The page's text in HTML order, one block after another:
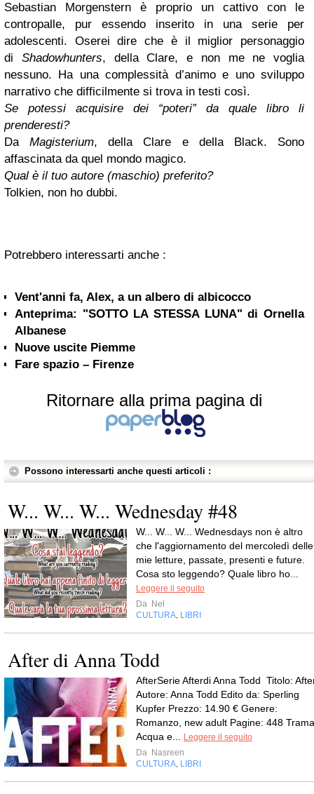
Sebastian Morgenstern è proprio un cattivo con le
contropalle, pur essendo inserito in una serie per
adolescenti. Oserei dire che è il miglior personaggio
di Shadowhunters, della Clare, e non me ne voglia
nessuno. Ha una complessità d’animo e uno sviluppo
narrativo che difficilmente si trova in testi così.
Se potessi acquisire dei “poteri” da quale libro li
prenderesti?
DaMagisterium, della Clare e della Black. Sono
affascinata da quel mondo magico.
Qual è il tuo autore (maschio) preferito?
Tolkien, non ho dubbi.
Potrebbero interessarti anche :
Vent'anni fa, Alex, a un albero di albicocco
Anteprima: "SOTTO LA STESSA LUNA" di Ornella
Albanese
Nuove uscite Piemme
Fare spazio – Firenze
Ritornare alla prima pagina di
Possono interessarti anche questi articoli :
W... W... W... Wednesday #48
W... W... W... Wednesdays non è altro
che l'aggiornamento del mercoledì delle
mie letture, passate, presenti e future.
Cosa sto leggendo? Quale libro ho...
Leggere il seguito
Da Nel
CULTURA, LIBRI
After di Anna Todd
AfterSerie Afterdi Anna Todd Titolo:
Autore: Anna Todd Edito da: Sperling
Kupfer Prezzo: 14.90 € Genere:
Romanzo, new adult Pagine: 448
Acqua e... Leggere il seguito
Da Nasreen
CULTURA, LIBRI